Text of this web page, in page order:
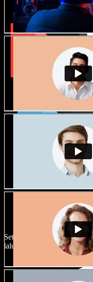
Banyak
dengan
Setiap proyek bisa
lalu sesuaikan sesuka Anda.